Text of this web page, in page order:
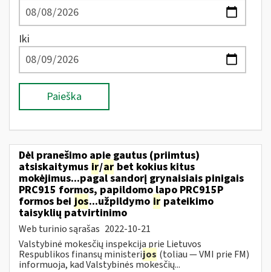
Iki
Paieška
Dėl pranešimo apie gautus (priimtus)
atsiskaitymus ir/ar bet kokius kitus
mokėjimus...pagal sandorį grynaisiais pinigais
PRC915 formos, papildomo lapo PRC915P
formos bei jos...užpildymo ir pateikimo
taisyklių patvirtinimo
Web turinio sąrašas 2022-10-21
Valstybinė mokesčių inspekcija prie Lietuvos
Respublikos finansų ministerijos (toliau ― VMI prie FM)
informuoja, kad Valstybinės mokesčių...